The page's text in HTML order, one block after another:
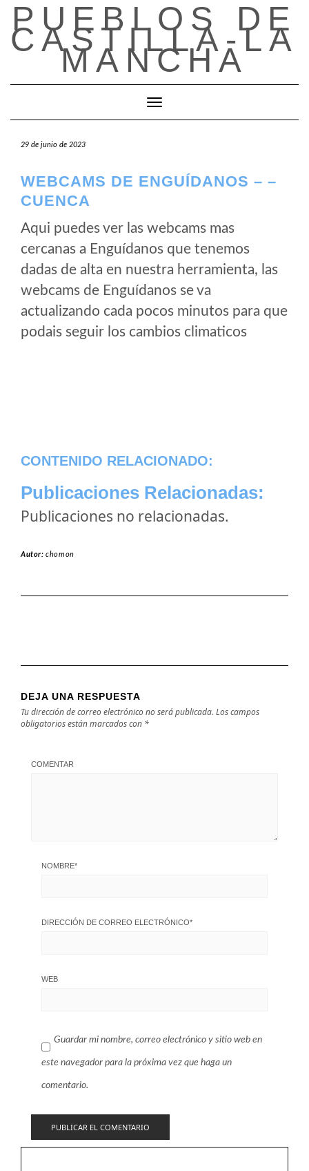
Saltar
contenido
PUEBLOS DE
CASTILLA-LA
MANCHA
Cambiar modo de navegación
29 de junio de 2023
WEBCAMS DE ENGUÍDANOS – –
CUENCA
Aqui puedes ver las webcams mas
cercanas a Enguídanos que tenemos
dadas de alta en nuestra herramienta, las
webcams de Enguídanos se va
actualizando cada pocos minutos para que
podais seguir los cambios climaticos
CONTENIDO RELACIONADO:
Publicaciones Relacionadas:
Publicaciones no relacionadas.
Autor:chomon
DEJA UNA RESPUESTA
Tu dirección de correo electrónico no será publicada. Los campos
obligatorios están marcados con *
COMENTAR
NOMBRE*
DIRECCIÓN DE CORREO ELECTRÓNICO*
WEB
Guardar mi nombre, correo electrónico y sitio web en
este navegador para la próxima vez que haga un
comentario.